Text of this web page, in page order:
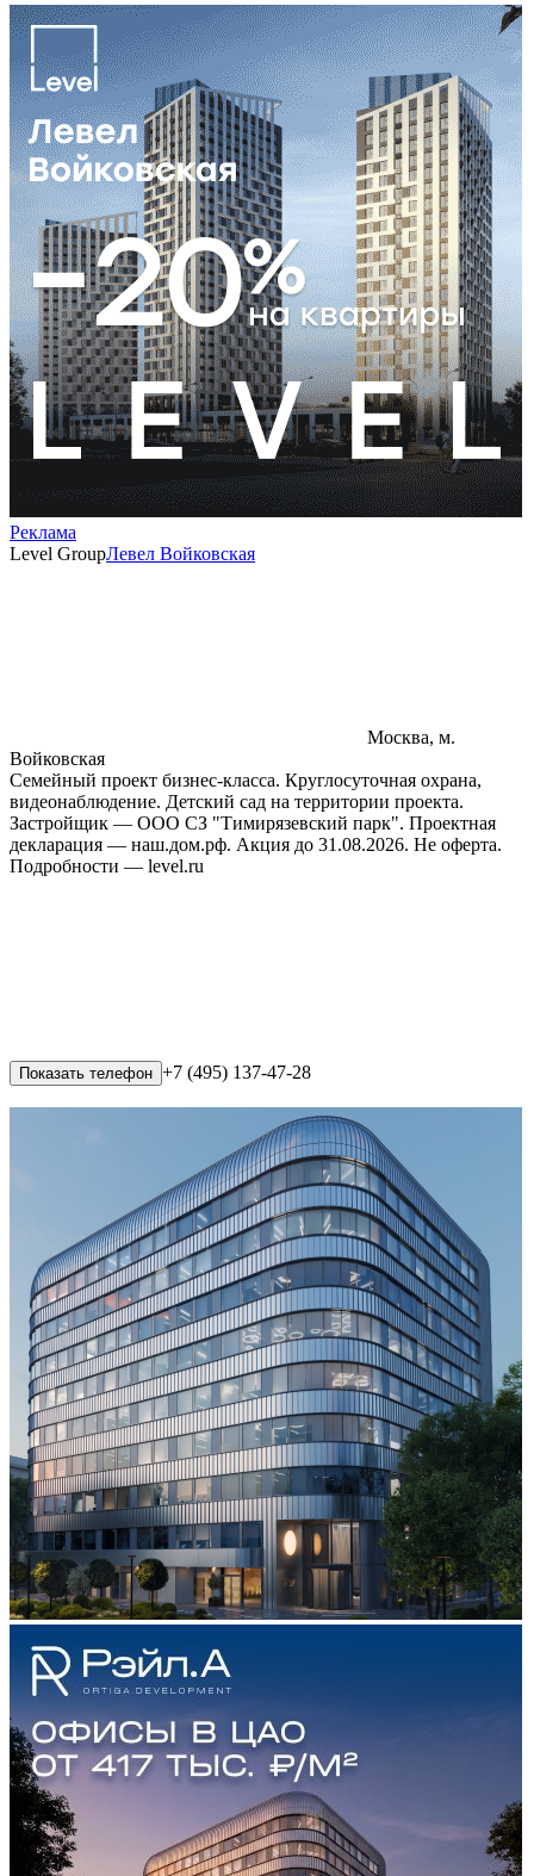
Реклама
Level GroupЛевел Войковская
Москва, м.
Войковская
Семейный проект бизнес-класса. Круглосуточная охрана,
видеонаблюдение. Детский сад на территории проекта.
Застройщик — ООО СЗ "Тимирязевский парк". Проектная
декларация — наш.дом.рф. Акция до 31.08.2026. Не оферта.
Подробности — level.ru
Показать телефон +7 (495) 137-47-28